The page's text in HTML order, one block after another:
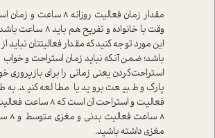
مقدار زمان فعالیت روزانه
وقت با خانواده و
این مورد توجه کنید که مقدار فعالیتتان
باشد؛ ضمن آنکه نباید زمان استراحت و خواب
استراحت‌کردن یعنی زمانی را برای
پارک و طبیعت بروید یا مطالعه کنید.
فعالیت و استراحت آن
8
مغزی داشته باشید.